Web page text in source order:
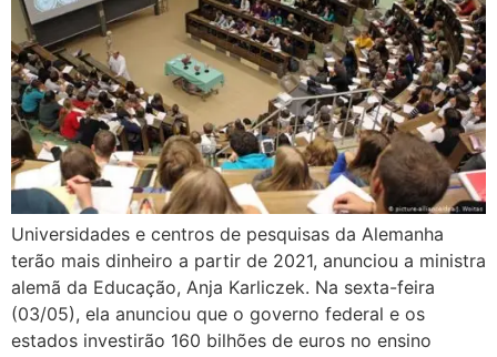
Universidades e centros de pesquisas da Alemanha
terão mais dinheiro a partir de 2021, anunciou a ministra
alemã da Educação, Anja Karliczek. Na sexta-feira
(03/05), ela anunciou que o governo federal e os
estados investirão 160 bilhões de euros no ensino